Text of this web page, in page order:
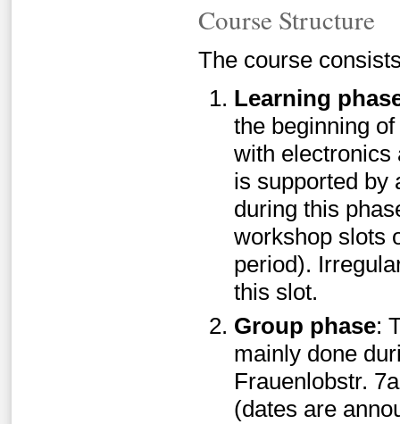
Course Structure
The course
Learning
the beginning
with electronics
is supported by
during this
workshop slots
period).
this slot.
Group phase:
mainly done
Frauenlobstr.
(dates are